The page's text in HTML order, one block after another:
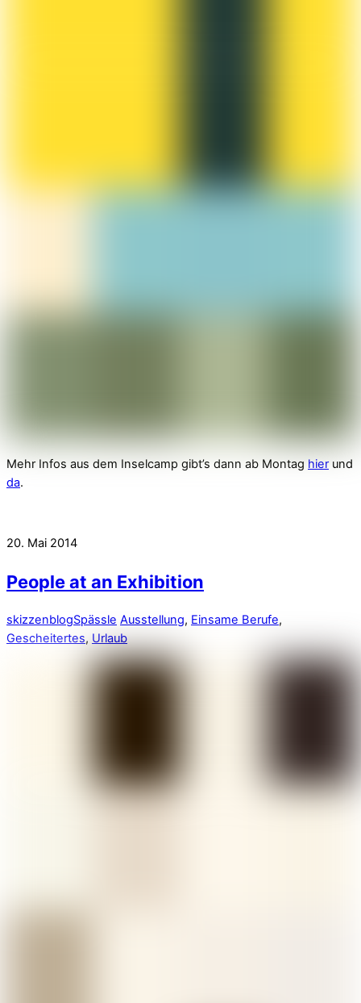
Mehr Infos aus dem Inselcamp gibt’s dann ab Montag hierund
da.
20. Mai 2014
People at an Exhibition
skizzenblogSpässle Ausstellung, Einsame Berufe,
Gescheitertes, Urlaub